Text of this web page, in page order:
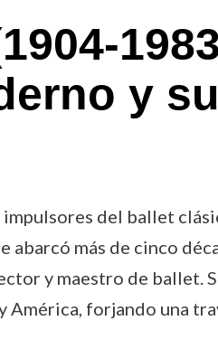
y
del ballet
abarcó más de cinco
y maestro de
América, forjando una